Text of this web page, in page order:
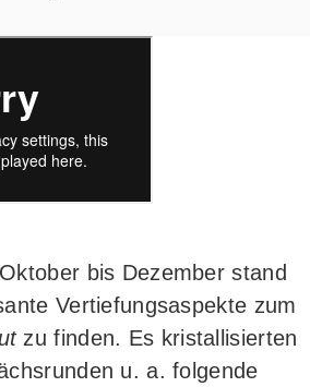
bis Dezem­ber stand
Ver­tie­fungs­aspek­te zum
zu fin­den. Es kris­tal­li­sier­ten
u. a. fol­gen­de